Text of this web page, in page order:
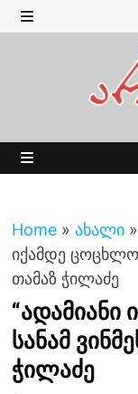
Skip
to MENU
Home » ახალი »
იქამდე
თამაზ ჭილაძე
სანამ
ჭილაძე